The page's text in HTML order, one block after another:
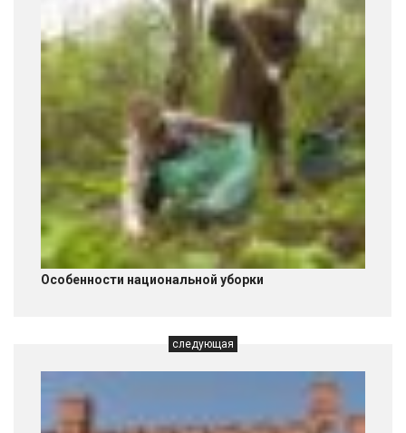
Особенности национальной уборки
следующая